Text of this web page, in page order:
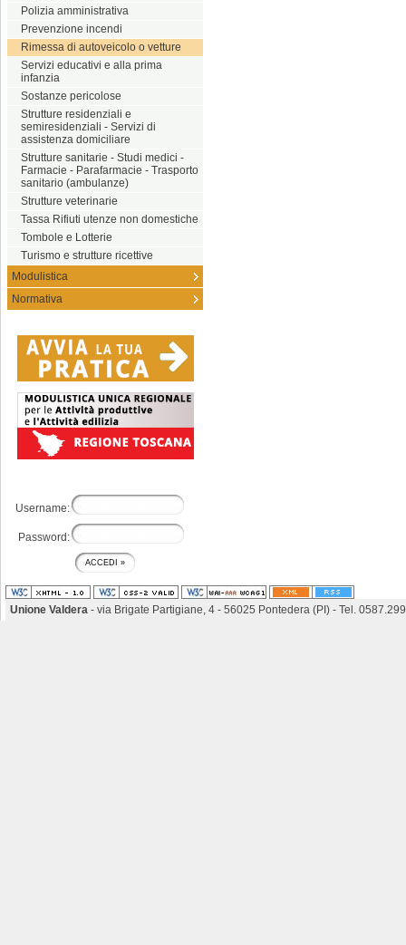
Polizia amministrativa
Prevenzione incendi
Rimessa di autoveicolo o vetture
Servizi educativi e alla prima
infanzia
Sostanze pericolose
Strutture residenziali e
semiresidenziali - Servizi di
assistenza domiciliare
Strutture sanitarie - Studi medici -
Farmacie - Parafarmacie - Trasporto
sanitario (ambulanze)
Strutture veterinarie
Tassa Rifiuti utenze non domestiche
Tombole e Lotterie
Turismo e strutture ricettive
Modulistica
Normativa
Username:
Password:
Unione Valdera - via Brigate Partigiane, 4 - 56025 Pontedera (PI) - Tel.